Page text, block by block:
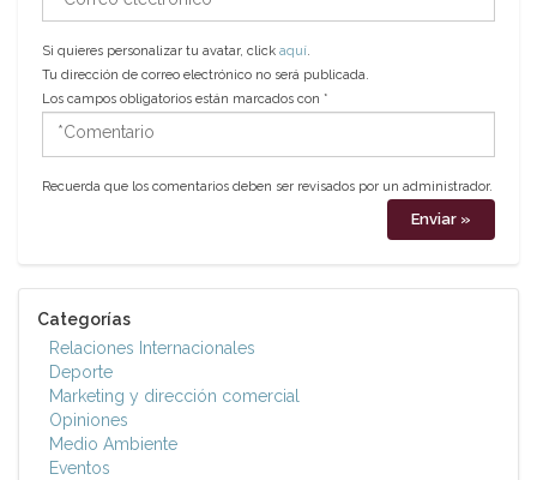
electrónico
Si quieres personalizar tu avatar, click aquí.
Tu dirección de correo electrónico no será publicada.
Los campos obligatorios están marcados con *
*Comentario
Recuerda que los comentarios deben ser revisados por un administrador.
Categorías
Relaciones Internacionales
Deporte
Marketing y dirección comercial
Opiniones
Medio Ambiente
Eventos